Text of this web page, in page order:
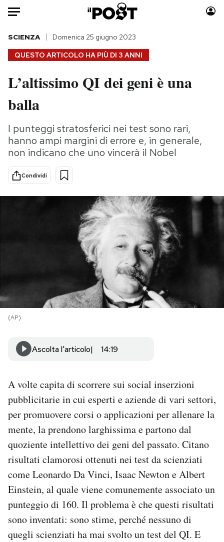
Auto
HOME
Italia
Politica
Tecnologia
Internet
Scienza
Cultura
Economia
Moda
Storie/Idee
Ok Boomer!
Media
Mondiali calcio 2026
I MIEI PREFERITI
SHOP
Area Personale
Newsletter
Notifiche mobile
Esci
QUESTO ARTICOLO HA PIÙ DI 3 ANNI
SCIENZA Domenica 25 giugno 2023
L’altissimo QI dei geni è una
balla
I punteggi stratosferici nei test sono rari,
hanno ampi margini di errore e, in generale,
non indicano che uno vincerà il Nobel
Condividi
(AP)
Ascolta l'articolo 14:19
A volte capita di scorrere sui social inserzioni
pubblicitarie in cui esperti e aziende di vari settori,
per promuovere corsi o applicazioni per allenare la
mente, la prendono larghissima e partono dal
quoziente intellettivo dei geni del passato. Citano
risultati clamorosi ottenuti nei test da scienziati
come Leonardo Da Vinci, Isaac Newton e Albert
Einstein, al quale viene comunemente associato un
punteggio di 160. Il problema è che questi risultati
sono inventati: sono stime, perché nessuno di
quegli scienziati ha mai svolto un test del QI. E